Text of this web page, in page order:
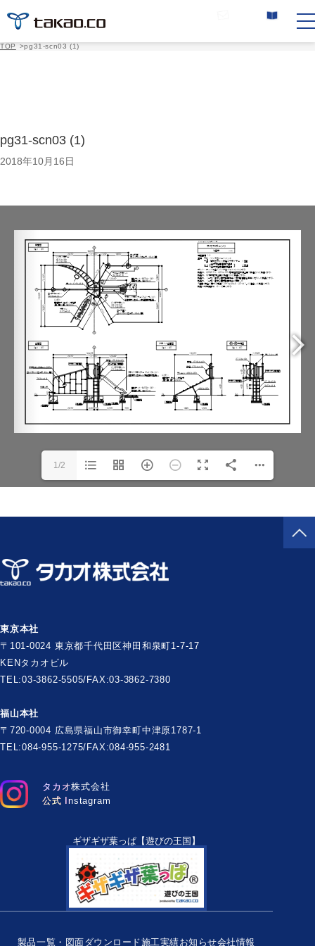
TOP >pg31-scn03 (1)
pg31-scn03 (1)
2018年10月16日
1/2
タカオ株式会社
公式 Instagram
東京本社
〒101-0024 東京都千代田区神田和泉町1-7-17
KENタカオビル
TEL:03-3862-5505/FAX:03-3862-7380
福山本社
〒720-0004 広島県福山市御幸町中津原1787-1
TEL:084-955-1275/FAX:084-955-2481
ギザギザ葉っぱ【遊びの王国】
製品一覧・図面ダウンロード施工実績お知らせ会社情報